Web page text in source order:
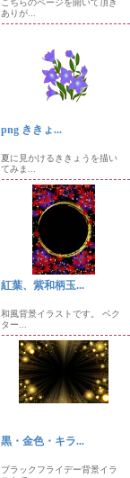
こちらのページを開いて頂き
ありが...
png ききょ...
夏に見かけるききょうを描い
てみま...
紅葉、紫和柄玉...
和風背景イラストです。 ベク
ター...
黒・金色・キラ...
ブラックフライデー背景イラ